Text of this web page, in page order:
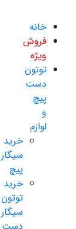
خانه
فروش
ویژه
توتون
دست
پیچ
و
لوازم
خرید
سیگار
پیچ
خرید
توتون
سیگار